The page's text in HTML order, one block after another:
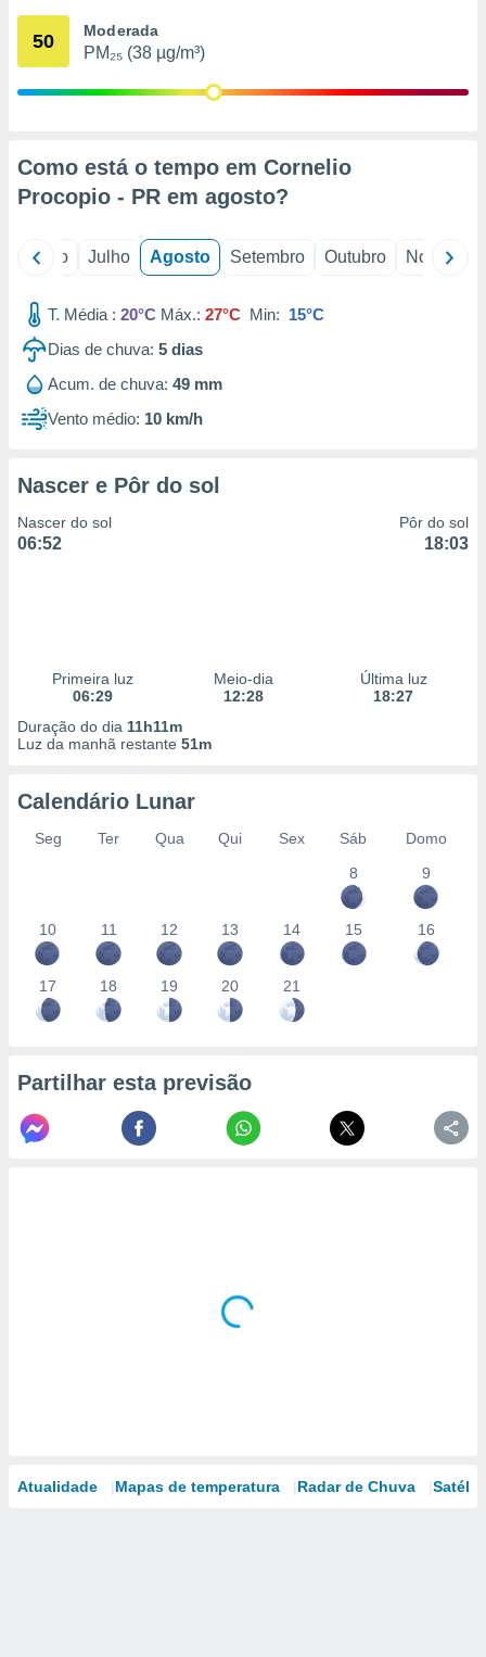
através
1199
50 Moderada
PM₂₅ (38 µg/m³)
Como está o tempo em Cornelio
Procopio - PR em agosto?
Junho Julho Agosto Setembro Outubro Novembro
T. Média : 20°C Máx.: 27°C Min: 15°C
Dias de chuva: 5 dias
Acum. de chuva: 49 mm
Vento médio: 10 km/h
Nascer e Pôr do sol
Nascer do sol
06:52
Pôr do sol
18:03
Primeira luz
06:29
Meio-dia
12:28
Última luz
18:27
Duração do dia 11h11m
Luz da manhã restante 51m
Calendário Lunar
Seg Ter Qua Qui Sex Sáb
Domo
8
9
10 11 12 13 14 15 16
17 18 19 20 21
Partilhar esta previsão
Atualidade Mapas de temperatura Radar de Chuva